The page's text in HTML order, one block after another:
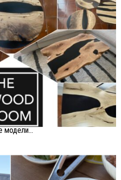
модели...